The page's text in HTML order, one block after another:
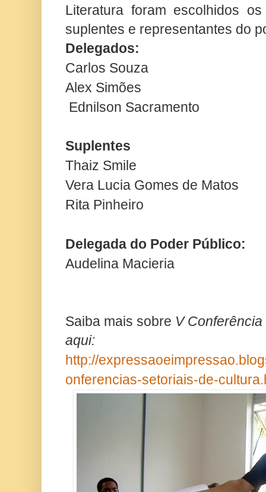
Literatura foram escolhidos
suplentes e representantes do
Delegados:
Carlos Souza
Alex Simões
Ednilson Sacramento
Suplentes
Thaiz Smile
Vera Lucia Gomes de Matos
Rita Pinheiro
Delegada do Poder Público:
Audelina Macieria
Saiba mais sobre V
aqui:
http://
onferencias-setoriais-de-